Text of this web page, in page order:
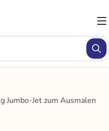
Jumbo-Jet zum Ausmalen